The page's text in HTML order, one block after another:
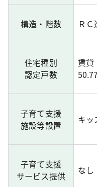
構造・階数 Ｒ
住宅種別
認定戸数
賃貸
子育て支援
施設等設置
キッ
子育て支援
サービス提供
なし